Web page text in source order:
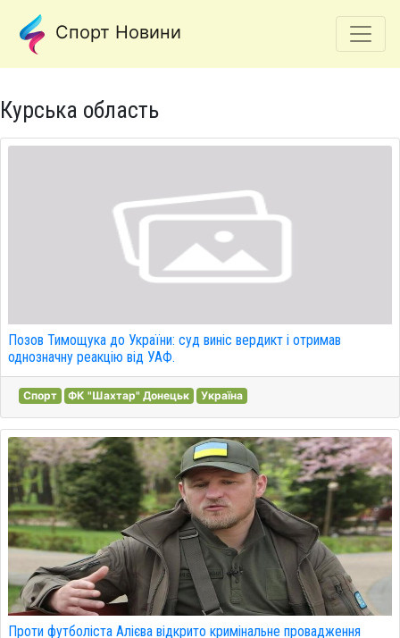
Спорт Новини
Курська область
Позов Тимощука до України: суд виніс вердикт і отримав
однозначну реакцію від УАФ.
Спорт ФК "Шахтар" Донецьк Україна
Проти футболіста Алієва відкрито кримінальне провадження